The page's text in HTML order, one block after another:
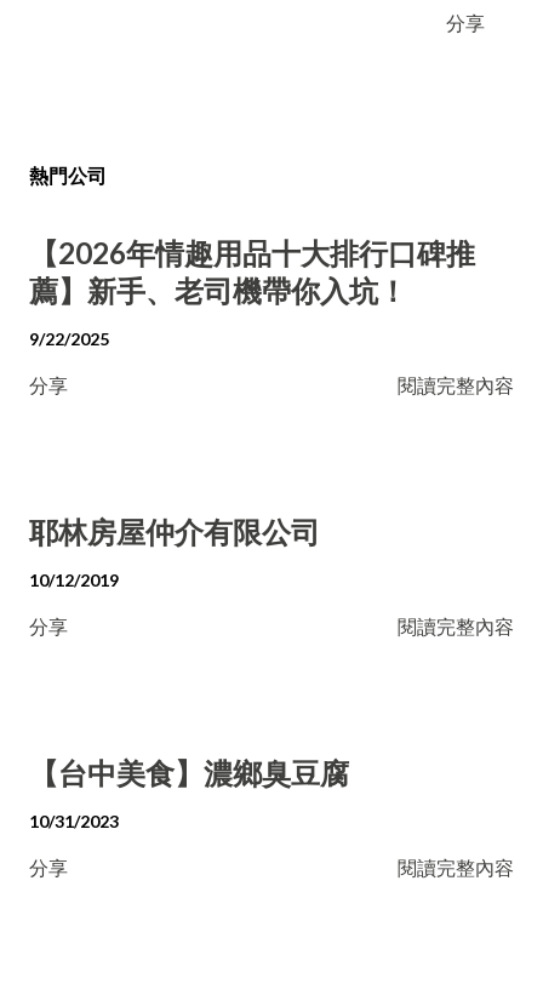
分享
熱門公司
【2026年情趣用品十大排行口碑推
薦】新手、老司機帶你入坑！
9/22/2025
分享 閱讀完整內容
耶林房屋仲介有限公司
10/12/2019
分享 閱讀完整內容
【台中美食】濃鄉臭豆腐
10/31/2023
分享 閱讀完整內容